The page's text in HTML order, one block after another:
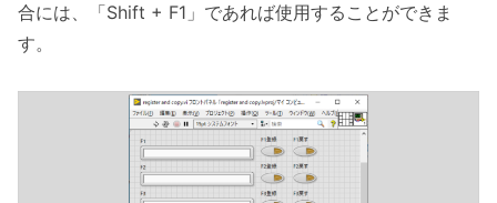
合には、「Shift + F1」であれば使用することができま
す。